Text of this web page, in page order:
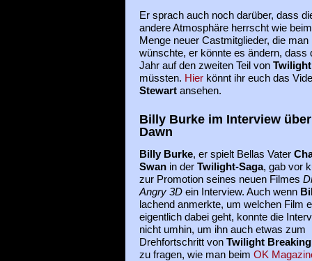
Er sprach auch noch darüber, dass
andere Atmosphäre herrscht wie
Menge neuer Castmitglieder, die
wünschte, er könnte es ändern, dass
Jahr auf den zweiten Teil von
müssten. Hierkönnt ihr euch das
Stewartansehen.
Billy Burke im Interview
Dawn
Billy Burke, er spielt Bellas Vater
Swanin der Twilight-Saga, gab vor
zur Promotion seines neuen Filmes
Angry 3Dein Interview. Auch wenn
lachend anmerkte, um welchen Film
eigentlich dabei geht, konnte die
nicht umhin, um ihn auch etwas zum
Drehfortschritt von Twilight
zu fragen, wie man beim OK